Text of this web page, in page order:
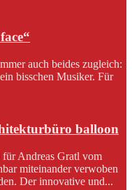
auch beides zugleich:
bisschen Musiker. Für
balloon
Andreas Gratl vom
miteinander verwoben
Der innovative und...